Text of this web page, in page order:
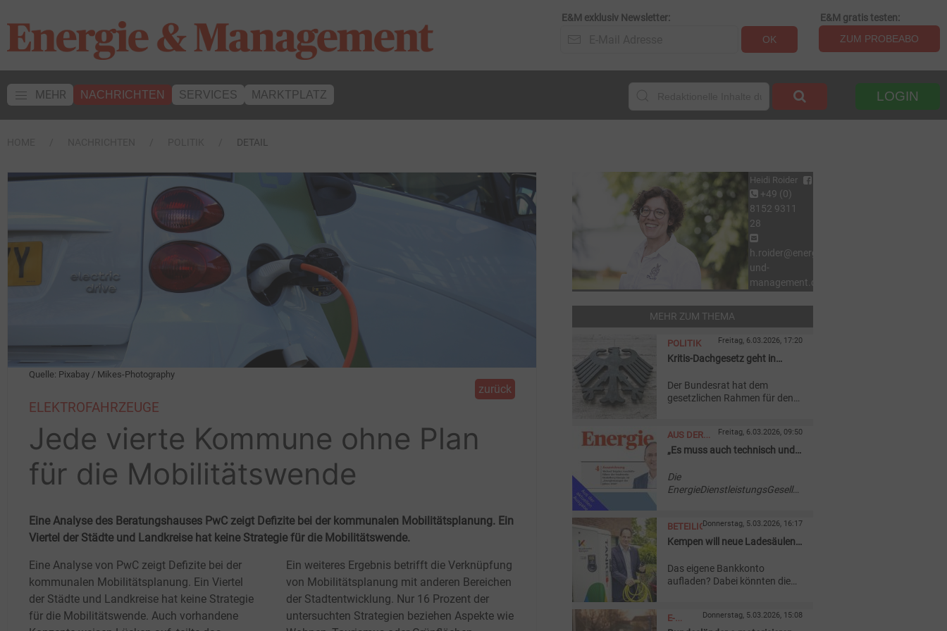
E&M exklusiv Newsletter:
OK
E&M gratis testen:
ZUM PROBEABO
MEHR NACHRICHTEN SERVICES MARKTPLATZ LOGIN
DETAIL
Quelle: Pixabay / Mikes-Photography
zurück
ELEKTROFAHRZEUGE
Jede vierte Kommune ohne Plan
für die Mobilitätswende
Eine Analyse des Beratungshauses PwC zeigt Defizite bei der kommunalen Mobilitätsplanung. Ein
Viertel der Städte und Landkreise hat keine Strategie für die Mobilitätswende.
Eine Analyse von PwC zeigt Defizite bei der
kommunalen Mobilitätsplanung. Ein Viertel
der Städte und Landkreise hat keine Strategie
für die Mobilitätswende. Auch vorhandene
Ein weiteres Ergebnis betrifft die Verknüpfung
von Mobilitätsplanung mit anderen Bereichen
der Stadtentwicklung. Nur 16 Prozent der
untersuchten Strategien beziehen Aspekte wie
Heidi Roider
+49 (0)
8152 9311
28
h.roider@energie-
und-
management.de
MEHR ZUM THEMA
POLITIK Freitag, 6.03.2026, 17:20
Kritis-Dachgesetz geht in
Der Bundesrat hat dem
gesetzlichen Rahmen für den
nach reichlich Kritik. Fraglich
ist, wie teuer für Unternehmen
AUS DER
AKTUELLEN
Freitag, 6.03.2026, 09:50
„Es muss auch technisch und
Die
EnergieDienstleistungsGesellschaft
„Strategie EDG 2040“
umsetzen. Sie setzt dabei auf
BETEILIGUNGDonnerstag, 5.03.2026, 16:17
Kempen will neue Ladesäulen
finanzieren
Das eigene Bankkonto
aufladen? Dabei könnten die
Bürgergeld, das der Versorger
E-
Donnerstag, 5.03.2026, 15:08